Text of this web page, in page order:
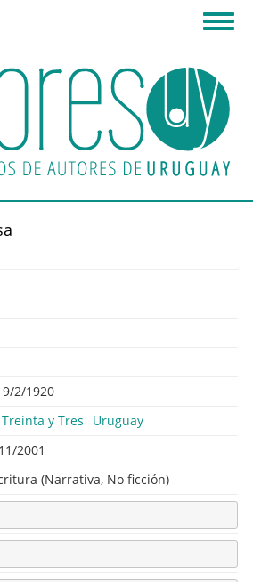
9/2/1920
Treinta y Tres
Uruguay
2001
(Narrativa, No ficción)